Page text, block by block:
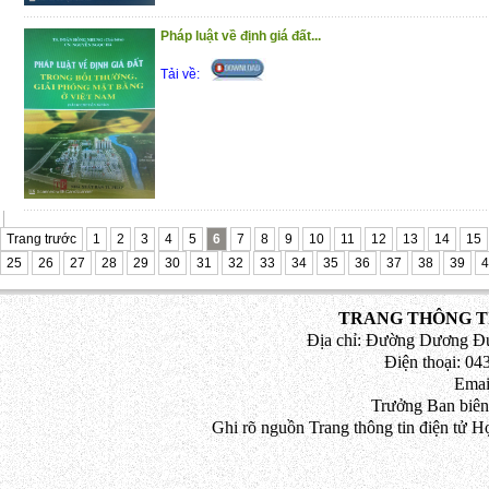
PHẦN IV. QUY ĐỊNH XỬ LÝ
CHỨC DANH TƯ PHÁP TRONG TOÀ
SỐ HƯỚNG DẪN, QUYẾT ĐỊNH MỚI
Trong quá trình thực hiện
những thiếu sót nhất định. Rất mong
những đóng góp ý kiến của quý vị độc
thiện hơn khi tái bản. Mọi thắc mắc về
bản quyền xin liên hệ theo địa chỉ: 141/20
Q.12, TP. HCM.
Trân trọng giới thiệu cuốn sách
Pháp luật về định giá đất...
Tải về:
Trang trước 1 2 3 4 5 6 7 8 9 10 11 12 13 14
15
25
26 27 28 29 30 31 32 33 34 35 36 37 38 39
TRANG THÔNG
Địa chỉ: Đường Dương
Điện thoại:
Trưởng Ban
Ghi rõ nguồn Trang thông tin điện tử